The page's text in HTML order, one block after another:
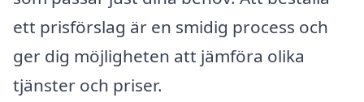
ett prisförslag är en smidig process och
ger dig möjligheten att jämföra olika
tjänster och priser.